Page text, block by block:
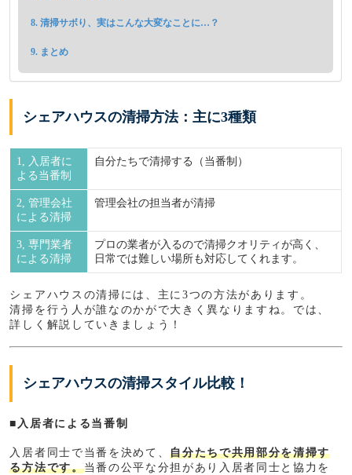
清掃サボり、実はこんな大変なことに…？
まとめ
シェアハウスの清掃方法：主に3種類
1, 入居者に
よる当番制
自分たちで清掃する（当番制）
2, 管理会社
による清掃
管理会社の担当者が清掃
3, 専門業者
による清掃
プロの業者が入るので清掃クオリティが高く、
日常では難しい場所も対応してくれます。
シェアハウスの清掃には、主に3つの方法があります。
清掃を行う人が誰なのかがで大きく異なりますね。では、
詳しく解説していきましょう！
シェアハウスの清掃スタイル比較！
■入居者による当番制
入居者同士で当番を決めて、自分たちで共用部分を清掃す
る方法です。当番の公平な分担があり入居者同士と協力を